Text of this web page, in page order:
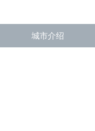
城市介绍